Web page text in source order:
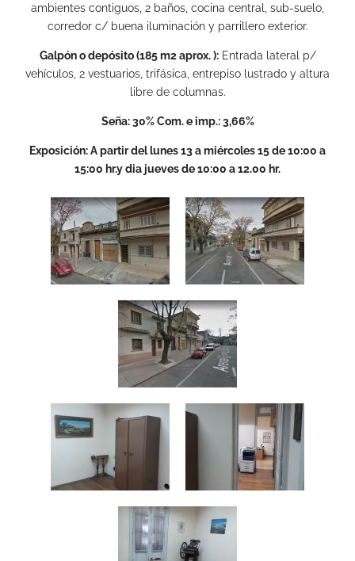
ambientes contiguos, 2 baños, cocina central, sub-suelo,
corredor c/ buena iluminación y parrillero exterior.
Galpón o depósito (185 m2 aprox. ):Entrada lateral p/
vehículos, 2 vestuarios, trifásica, entrepiso lustrado y altura
libre de columnas.
Seña: 30% Com. e imp.: 3,66%
Exposición: A partir del lunes 13 a miércoles 15 de 10:00 a
15:00 hr.y dia jueves de 10:00 a 12.00 hr.